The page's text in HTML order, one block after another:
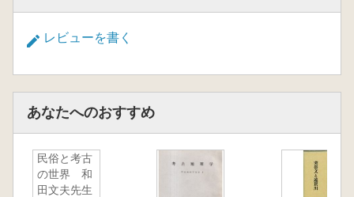
レビューを書く
あなたへのおすすめ
民俗と考古
の世界 和
田文夫先生